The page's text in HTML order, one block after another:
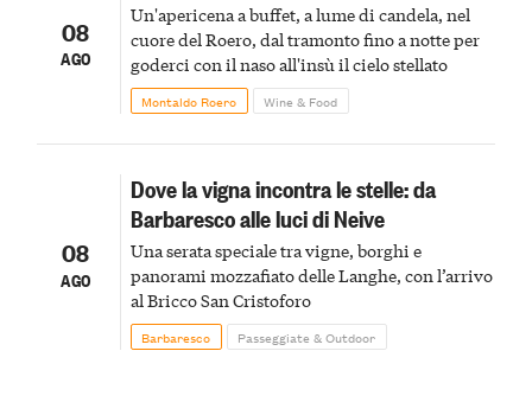
08
AGO
Un'apericena a buffet, a lume di candela, nel
cuore del Roero, dal tramonto fino a notte per
goderci con il naso all'insù il cielo stellato
Montaldo Roero Wine & Food
08
AGO
Dove la vigna incontra le stelle: da
Barbaresco alle luci di Neive
Una serata speciale tra vigne, borghi e
panorami mozzafiato delle Langhe, con l’arrivo
al Bricco San Cristoforo
Barbaresco Passeggiate & Outdoor